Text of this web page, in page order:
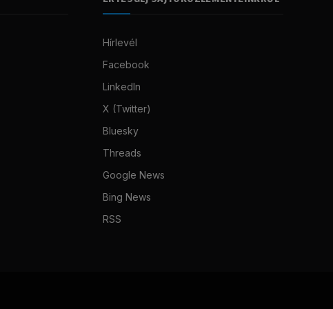
Hírlevél
Facebook
LinkedIn
X (Twitter)
Bluesky
Threads
Google News
Bing News
RSS